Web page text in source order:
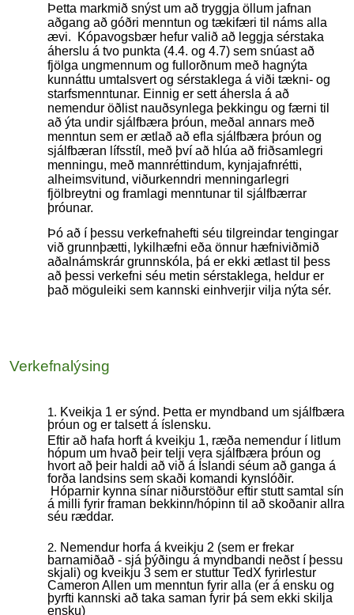
Þetta markmið snýst um að tryggja öllum jafnan
aðgang að góðri menntun og tækifæri til náms alla
ævi. Kópavogsbær hefur valið að leggja sérstaka
áherslu á tvo punkta (4.4. og 4.7) sem snúast að
fjölga ungmennum og fullorðnum með hagnýta
kunnáttu umtalsvert og sérstaklega á viði tækni- og
starfsmenntunar. Einnig er sett áhersla á að
nemendur öðlist nauðsynlega þekkingu og færni til
að ýta undir sjálfbæra þróun, meðal annars með
menntun sem er ætlað að efla sjálfbæra þróun og
sjálfbæran lífsstíl, með því að hlúa að friðsamlegri
menningu, með mannréttindum, kynjajafnrétti,
alheimsvitund, viðurkenndri menningarlegri
fjölbreytni og framlagi menntunar til sjálfbærrar
þróunar.
Þó að í þessu verkefnahefti séu tilgreindar tengingar
við grunnþætti, lykilhæfni eða önnur hæfniviðmið
aðalnámskrár grunnskóla, þá er ekki ætlast til þess
að þessi verkefni séu metin sérstaklega, heldur er
það möguleiki sem kannski einhverjir vilja nýta sér.
Verkefnalýsing
Kveikja 1 er sýnd. Þetta er myndband um sjálfbæra
þróun og er talsett á íslensku.
Eftir að hafa horft á kveikju 1, ræða nemendur í litlum
hópum um hvað þeir telji vera sjálfbæra þróun og
hvort að þeir haldi að við á Íslandi séum að ganga á
forða landsins sem skaði komandi kynslóðir.
Hóparnir kynna sínar niðurstöður eftir stutt samtal sín
á milli fyrir framan bekkinn/hópinn til að skoðanir allra
séu ræddar.
Nemendur horfa á kveikju 2 (sem er frekar
barnamiðað - sjá þýðingu á myndbandi neðst í þessu
skjali) og kveikju 3 sem er stuttur TedX fyrirlestur
Cameron Allen um menntun fyrir alla (er á ensku og
þyrfti kannski að taka saman fyrir þá sem ekki skilja
ensku)